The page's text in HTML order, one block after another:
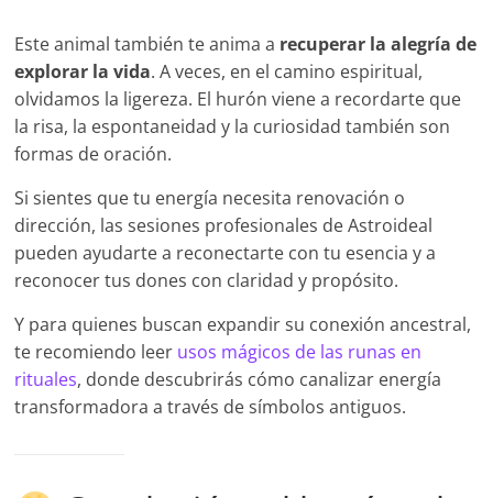
Este animal también te anima a recuperar la alegría de
explorar la vida. A veces, en el camino espiritual,
olvidamos la ligereza. El hurón viene a recordarte que
la risa, la espontaneidad y la curiosidad también son
formas de oración.
Si sientes que tu energía necesita renovación o
dirección, las sesiones profesionales de Astroideal
pueden ayudarte a reconectarte con tu esencia y a
reconocer tus dones con claridad y propósito.
Y para quienes buscan expandir su conexión ancestral,
te recomiendo leer usos mágicos de las runas en
rituales, donde descubrirás cómo canalizar energía
transformadora a través de símbolos antiguos.